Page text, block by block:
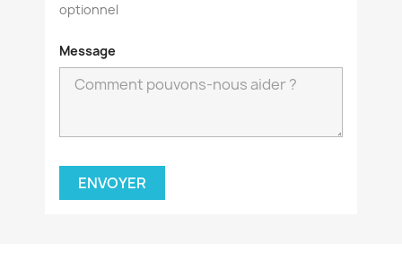
optionnel
Message
Annuler Créer une liste d'envies